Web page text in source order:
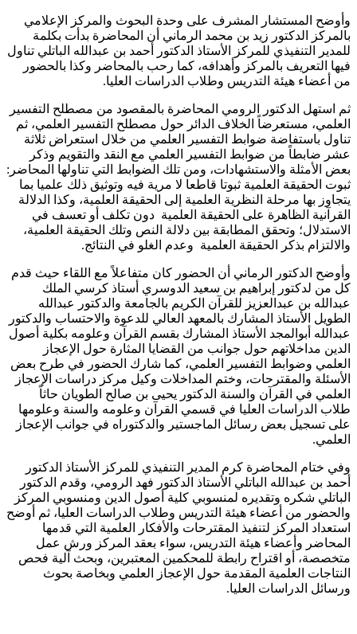
وأوضح المستشار المشرف على وحدة البحوث والمركز الإعلامي
بالمركز الدكتور زيد بن محمد الرماني أن المحاضرة بدأت بكلمة
للمدير التنفيذي للمركز الأستاذ الدكتور أحمد بن عبدالله الباتلي تناول
فيها التعريف بالمركز وأهدافه، كما رحب بالمحاضر وكذا بالحضور
من أعضاء هيئة التدريس وطلاب الدراسات العليا.
ثم استهل الدكتور الرومي المحاضرة بالمقصود من مصطلح التفسير
العلمي، مستعرضاً الخلاف الدائر حول مصطلح التفسير العلمي، ثم
تناول باستفاضة ضوابط التفسير العلمي من خلال استعراض ثلاثة
عشر ضابطاً من ضوابط التفسير العلمي مع النقد والتقويم وذكر
بعض الأمثلة والاستشهادات، ومن تلك الضوابط التي تناولها المحاضر:
ثبوت الحقيقة العلمية ثبوتا قاطعا لا مرية فيه وتوثيق ذلك علميا بما
يتجاوز بها مرحلة النظرية العلمية إلى الحقيقة العلمية، وكذا الدلالة
القرآنية الظاهرة على الحقيقة العلمية دون تكلف أو تعسف في
الاستدلال؛ وتحقق المطابقة بين دلالة النص وتلك الحقيقة العلمية،
والالتزام بذكر الحقيقة العلمية وعدم الغلو في النتائج.
وأوضح الدكتور الرماني أن الحضور كان متفاعلاً مع اللقاء حيث قدم
كل من لدكتور إبراهيم بن سعيد الدوسري أستاذ كرسي الملك
عبدالله بن عبدالعزيز للقرآن الكريم بالجامعة والدكتور عبدالله
الطويل الأستاذ المشارك بالمعهد العالي للدعوة والاحتساب والدكتور
عبدالله أبوالمجد الأستاذ المشارك بقسم القرآن وعلومه بكلية أصول
الدين مداخلاتهم حول جوانب من القضايا المثارة حول الإعجاز
العلمي وضوابط التفسير العلمي، كما شارك الحضور في طرح بعض
الأسئلة والمقترحات، وختم المداخلات وكيل مركز دراسات الإعجاز
العلمي في القرآن والسنة الدكتور يحيى بن صالح الطويان حاثاً
طلاب الدراسات العليا في قسمي القرآن وعلومه والسنة وعلومها
على تسجيل بعض رسائل الماجستير والدكتوراه في جوانب الإعجاز
العلمي.
وفي ختام المحاضرة كرم المدير التنفيذي للمركز الأستاذ الدكتور
أحمد بن عبدالله الباتلي الأستاذ الدكتور فهد الرومي، وقدم الدكتور
الباتلي شكره وتقديره لمنسوبي كلية أصول الدين ومنسوبي المركز
والحضور من أعضاء هيئة التدريس وطلاب الدراسات العليا، ثم أوضح
استعداد المركز لتنفيذ المقترحات والأفكار العلمية التي قدمها
المحاضر وأعضاء هيئة التدريس، سواء بعقد المركز ورش عمل
متخصصة، أو اقتراح رابطة للمحكمين المعتبرين، وبحث آلية فحص
النتاجات العلمية المقدمة حول الإعجاز العلمي وبخاصة بحوث
ورسائل الدراسات العليا.